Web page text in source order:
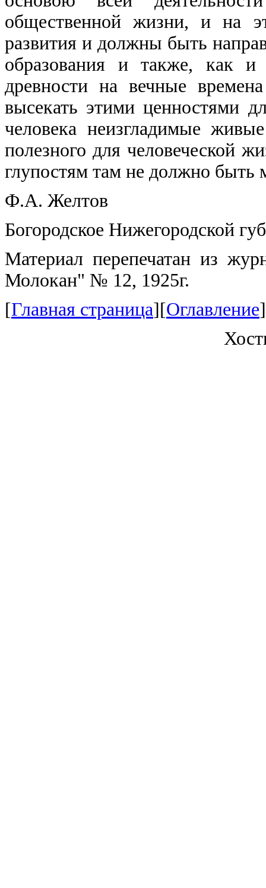
общественной жизни, и на
развития и должны быть
образования и также, как
древности на вечные
высекать этими ценностями
человека неизгладимые
полезного для человеческой
глупостям там не должно быть
Ф.А. Желтов
Богородское Нижегородской
Материал перепечатан из
Молокан" № 12, 1925г.
[Главная страница][Оглавление]